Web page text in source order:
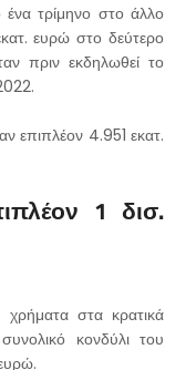
τρίμηνο στο άλλο
ευρώ στο δεύτερο
πριν εκδηλωθεί το
επιπλέον 4.951 εκατ.
1 δισ.
στα κρατικά
κονδύλι του